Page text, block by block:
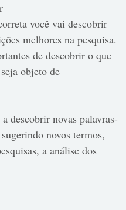
você vai descobrir
melhores na pesquisa.
de descobrir o que
objeto de
descobrir novas palavras-
novos termos,
a análise dos